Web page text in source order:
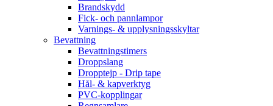
Brandskydd
Fick- och pannlampor
Varnings- & upplysningsskyltar
Bevattning
Bevattningstimers
Droppslang
Dropptejp - Drip tape
Hål- & kapverktyg
PVC-kopplingar